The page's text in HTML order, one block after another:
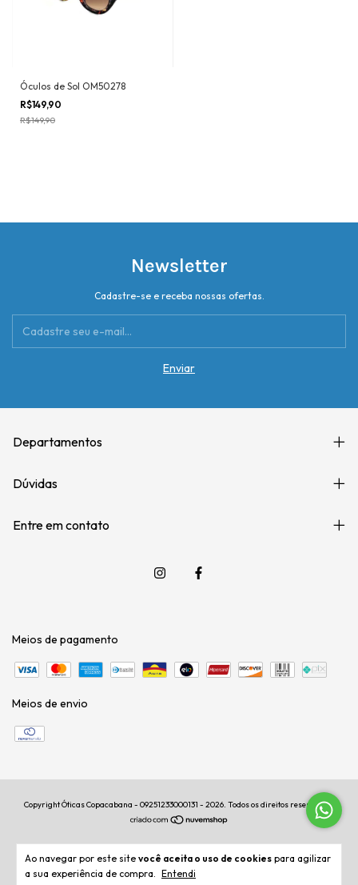
Ao navegar por este site você aceita o uso de cookies para agilizar
a sua experiência de compra. Entendi
Óculos de Sol OM50278
R$149,90
R$149,90
Newsletter
Cadastre-se e receba nossas ofertas.
Departamentos
Dúvidas
Entre em contato
Meios de pagamento
Meios de envio
Copyright Óticas Copacabana - 09251233000131 - 2026. Todos os direitos reservados.